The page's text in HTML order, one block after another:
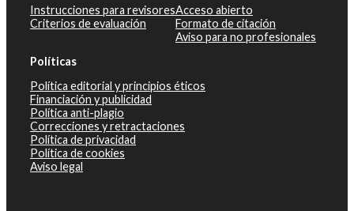
Instrucciones para revisores
Criterios de evaluación
Acceso abierto
Formato de citación
Aviso para no profesionales
Políticas
Política editorial y principios éticos
Financiación y publicidad
Política anti-plagio
Correcciones y retractaciones
Política de privacidad
Política de cookies
Aviso legal